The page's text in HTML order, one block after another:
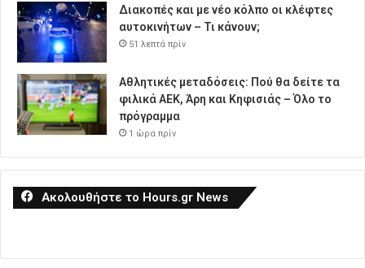
Διακοπές και με νέο κόλπο οι κλέφτες
αυτοκινήτων – Τι κάνουν;
51 λεπτά πρίν
Αθλητικές μεταδόσεις: Πού θα δείτε τα
φιλικά ΑΕΚ, Άρη και Κηφισιάς – Όλο το
πρόγραμμα
1 ώρα πρίν
Ακολουθήστε το Hours.gr News